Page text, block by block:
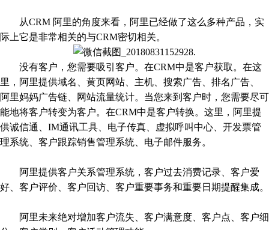
从CRM 阿里的角度来看，阿里已经做了这么多种产品，实
际上它是非常相关的与CRM密切相关。
没有客户，您需要吸引客户。在CRM中是客户获取。在这
里，阿里提供域名、黄页网站、主机、搜索广告、排名广告、
阿里妈妈广告链、网站流量统计。当您来到客户时，您需要尽可
能地将客户转变为客户。在CRM中是客户转换。这里，阿里提
供诚信通、IM通讯工具、电子传真、虚拟呼叫中心、开发票管
理系统、客户跟踪销售管理系统、电子邮件服务。
阿里提供客户关系管理系统，客户过去消费记录、客户爱
好、客户评价、客户回访、客户重要事务和重要日期提醒集成。
阿里未来绝对增加客户流失、客户满意度、客户点、客户细